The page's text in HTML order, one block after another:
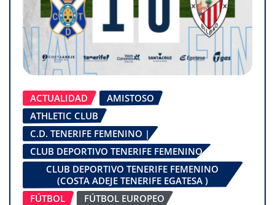
ACTUALIDAD
AMISTOSO
ATHLETIC CLUB
C.D. TENERIFE FEMENINO |
CLUB DEPORTIVO TENERIFE FEMENINO
CLUB DEPORTIVO TENERIFE FEMENINO
(COSTA ADEJE TENERIFE EGATESA )
FÚTBOL
FÚTBOL EUROPEO